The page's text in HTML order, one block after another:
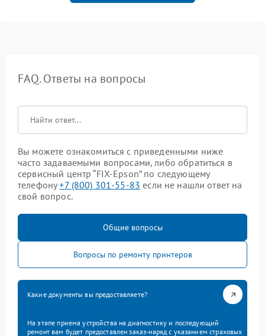
FAQ. Ответы на вопросы
Вы можете ознакомиться с приведенными ниже
часто задаваемыми вопросами, либо обратиться в
сервисный центр “FIX-Epson” по следующему
телефону+7 (800) 301-55-83 если не нашли ответ на
свой вопрос.
Общие вопросы
Вопросы по ремонту принтеров
Какие документы вы предоставляете?
На этапе приема устройства на диагностику и последующий
ремонт вам будет предоставлен заказ-наряд с указанием страховых